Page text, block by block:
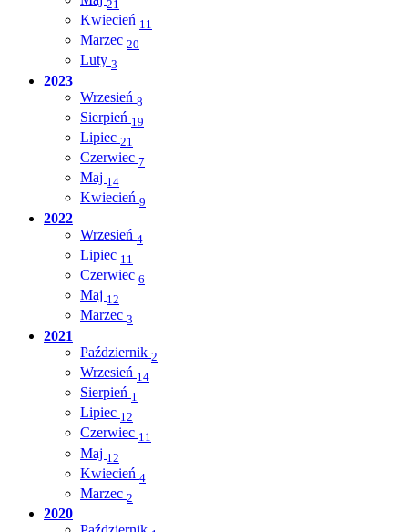
21
Kwiecień 11
Marzec 20
Luty 3
2023
Wrzesień 8
Sierpień 19
Lipiec 21
Czerwiec 7
Maj 14
Kwiecień 9
2022
Wrzesień 4
Lipiec 11
Czerwiec 6
Maj 12
Marzec 3
2021
Październik 2
Wrzesień 14
Sierpień 1
Lipiec 12
Czerwiec 11
Maj 12
Kwiecień 4
Marzec 2
2020